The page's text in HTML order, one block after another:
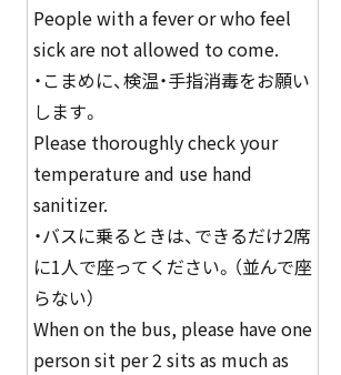
People with a fever or who feel
sick are not allowed to come.
・こまめに、検温・手指消毒をお願い
します。
Please thoroughly check your
temperature and use hand
sanitizer.
・バスに乗るときは、できるだけ2席
に1人で座ってください。（並んで座
らない）
When on the bus, please have one
person sit per 2 sits as much as